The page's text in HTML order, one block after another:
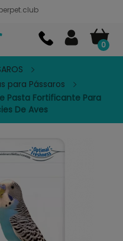
0
para Pássaros
Pasta Fortificante Para
De Aves